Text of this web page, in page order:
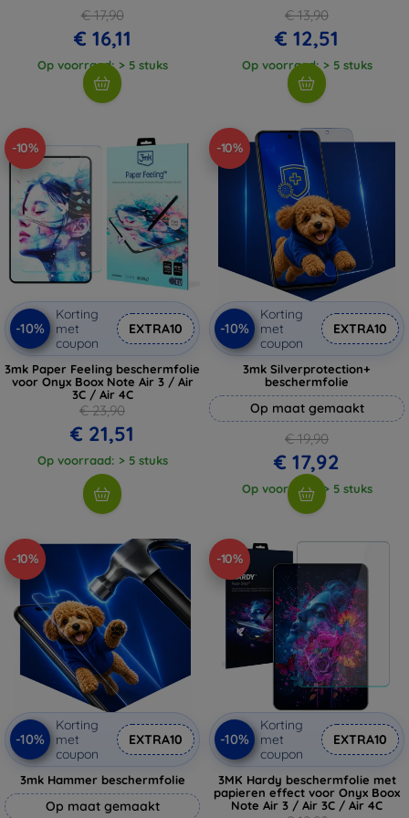
€ 17,90
€ 16,11
Op voorraad: > 5 stuks
€ 13,90
€ 12,51
Op voorraad: > 5 stuks
-10%
-10%
Korting
met
coupon
EXTRA10
3mk Paper Feeling beschermfolie
voor Onyx Boox Note Air 3 / Air
3C / Air 4C
€ 23,90
€ 21,51
Op voorraad: > 5 stuks
-10%
-10%
Korting
met
coupon
EXTRA10
3mk Silverprotection+
beschermfolie
Op maat gemaakt
€ 19,90
€ 17,92
Op voorraad: > 5 stuks
-10%
-10%
Korting
met
coupon
EXTRA10
3mk Hammer beschermfolie
Op maat gemaakt
-10%
-10%
Korting
met
coupon
EXTRA10
3MK Hardy beschermfolie met
papieren effect voor Onyx Boox
Note Air 3 / Air 3C / Air 4C